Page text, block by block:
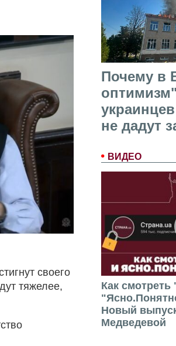
Почему в
не дадут
ВИДЕО
Как
Новый
Медведевой
своего
тяжелее,